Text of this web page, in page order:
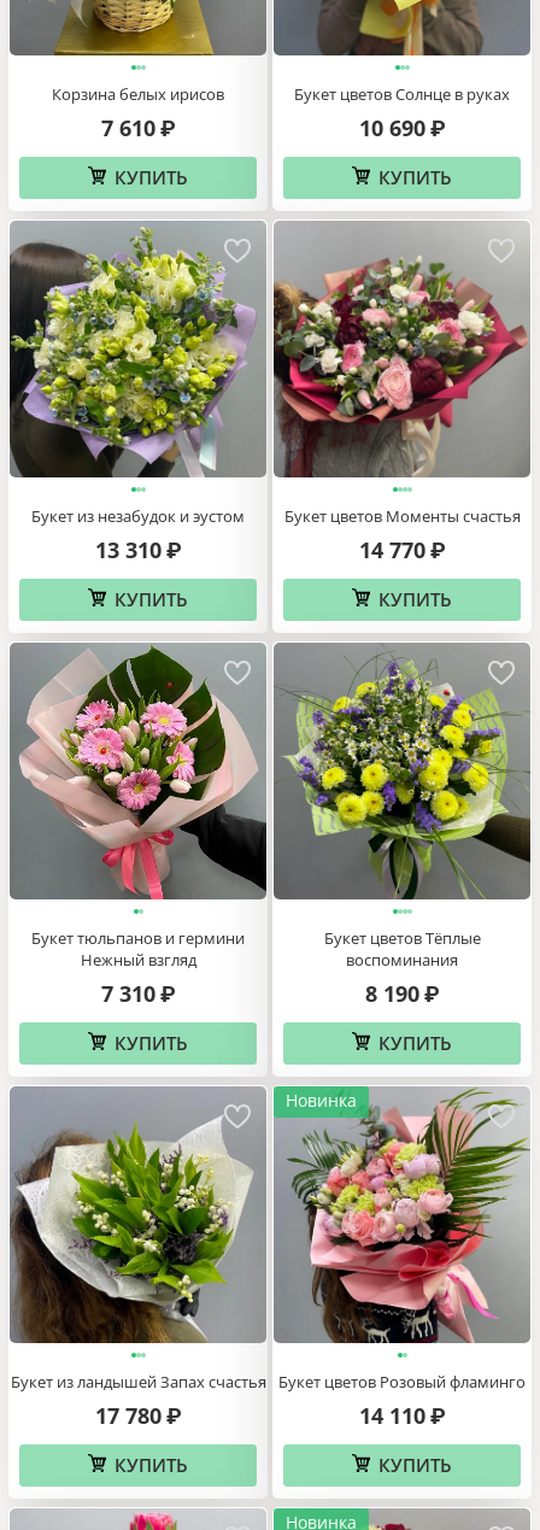
Корзина белых ирисов
7 610 ₽
КУПИТЬ
Букет цветов Солнце в руках
10 690 ₽
КУПИТЬ
Букет из незабудок и эустом
13 310 ₽
КУПИТЬ
Букет цветов Моменты счастья
14 770 ₽
КУПИТЬ
Букет тюльпанов и гермини
Нежный взгляд
7 310 ₽
КУПИТЬ
Букет цветов Тёплые
воспоминания
8 190 ₽
КУПИТЬ
Букет из ландышей Запах счастья
17 780 ₽
КУПИТЬ
Новинка
Букет цветов Розовый фламинго
14 110 ₽
КУПИТЬ
Новинка